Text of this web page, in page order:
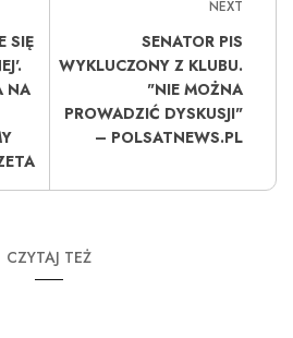
SIĘ
NA
NEXT
SENATOR PIS
WYKLUCZONY Z KLUBU.
"NIE MOŻNA
PROWADZIĆ DYSKUSJI"
– POLSATNEWS.PL
CZYTAJ TEŻ